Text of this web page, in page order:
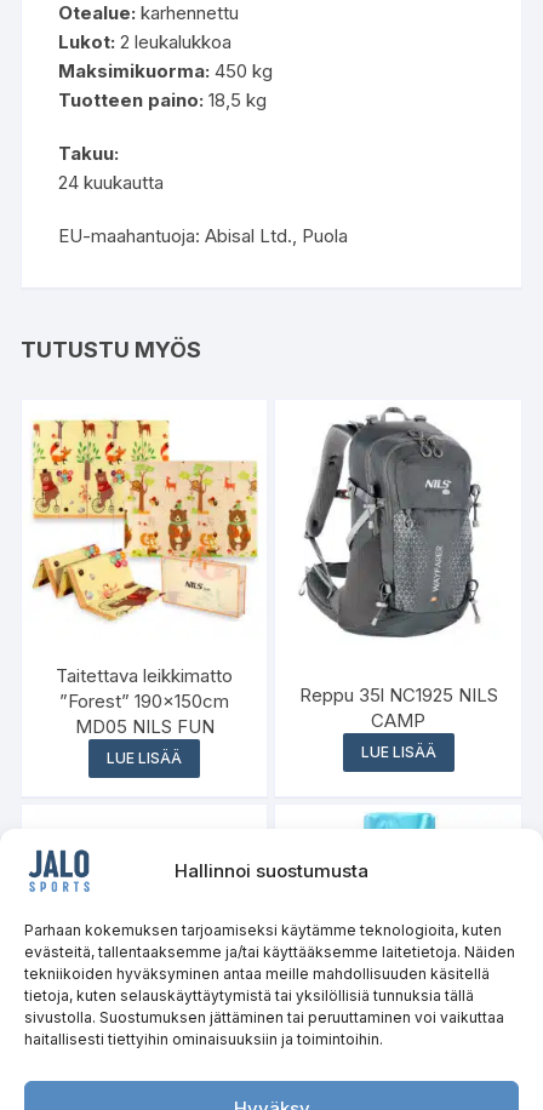
Hallinnoi suostumusta
Parhaan kokemuksen tarjoamiseksi käytämme teknologioita, kuten
evästeitä, tallentaaksemme ja/tai käyttääksemme laitetietoja. Näiden
tekniikoiden hyväksyminen antaa meille mahdollisuuden käsitellä
tietoja, kuten selauskäyttäytymistä tai yksilöllisiä tunnuksia tällä
sivustolla. Suostumuksen jättäminen tai peruuttaminen voi vaikuttaa
haitallisesti tiettyihin ominaisuuksiin ja toimintoihin.
Otealue: karhennettu
Lukot: 2 leukalukkoa
Maksimikuorma: 450 kg
Tuotteen paino: 18,5 kg
Takuu:
24 kuukautta
EU-maahantuoja: Abisal Ltd., Puola
TUTUSTU MYÖS
Taitettava leikkimatto
”Forest” 190x150cm
MD05 NILS FUN
LUE LISÄÄ
Reppu 35l NC1925 NILS
CAMP
LUE LISÄÄ
Retkiveitsi NC1719 NILS
HMS Foam Roller Minttu